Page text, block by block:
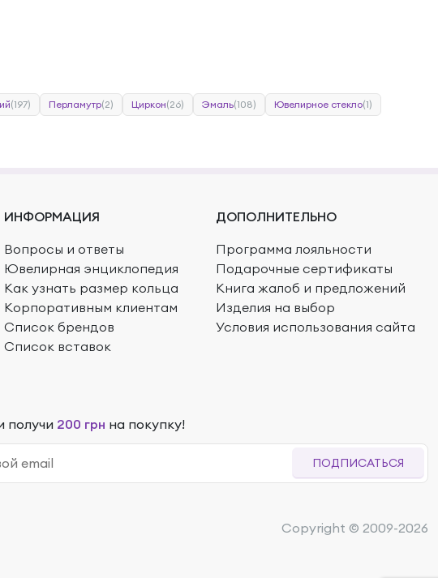
(197) Перламутр(2) Циркон(26) Эмаль(108) Ювелирное стекло(1)
ИНФОРМАЦИЯ
Вопросы и ответы
Ювелирная энциклопедия
Как узнать размер кольца
Корпоративным клиентам
Список брендов
Список вставок
ДОПОЛНИТЕЛЬНО
Программа лояльности
Подарочные сертификаты
Книга жалоб и предложений
Изделия на выбор
Условия использования сайта
получи 200 грн на покупку!
ПОДПИСАТЬСЯ
Copyright © 2009-2026